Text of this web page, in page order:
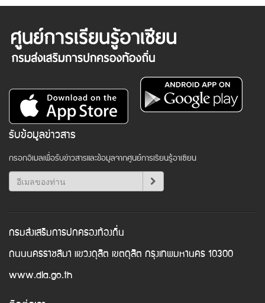
รับข้อมูลข่าวสาร
กรอกอีเมลเพื่อรับข่าวสารและข้อมูลจากศูนย์การเรียนรู้อาเซียน
กรมส่งเสริมการปกครองท้องถิ่น
ถนนนครราชสีมา แขวงดุสิต เขตดุสิต กรุงเทพมหานคร 10300
www.dla.go.th